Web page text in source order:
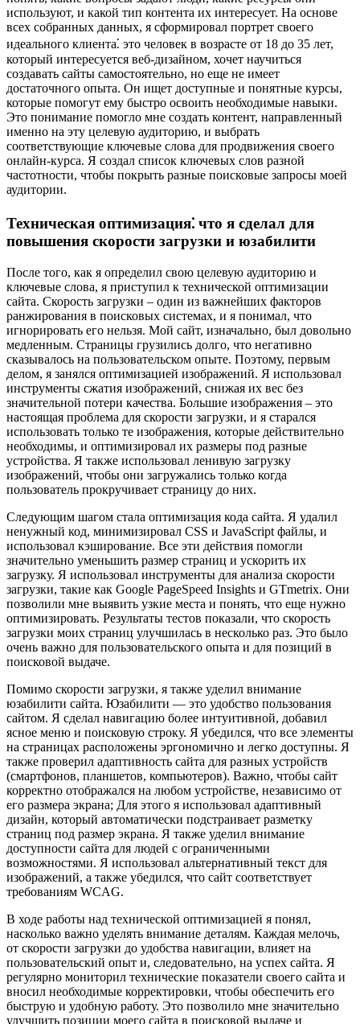
используют, и какой тип контента их интересует. На основе
всех собранных данных, я сформировал портрет своего
идеального клиента⁚ это человек в возрасте от 18 до 35 лет,
который интересуется веб-дизайном, хочет научиться
создавать сайты самостоятельно, но еще не имеет
достаточного опыта. Он ищет доступные и понятные курсы,
которые помогут ему быстро освоить необходимые навыки.
Это понимание помогло мне создать контент, направленный
именно на эту целевую аудиторию, и выбрать
соответствующие ключевые слова для продвижения своего
онлайн-курса. Я создал список ключевых слов разной
частотности, чтобы покрыть разные поисковые запросы моей
аудитории.
Техническая оптимизация⁚ что я сделал для
повышения скорости загрузки и юзабилити
После того, как я определил свою целевую аудиторию и
ключевые слова, я приступил к технической оптимизации
сайта. Скорость загрузки – один из важнейших факторов
ранжирования в поисковых системах, и я понимал, что
игнорировать его нельзя. Мой сайт, изначально, был довольно
медленным. Страницы грузились долго, что негативно
сказывалось на пользовательском опыте. Поэтому, первым
делом, я занялся оптимизацией изображений. Я использовал
инструменты сжатия изображений, снижая их вес без
значительной потери качества. Большие изображения – это
настоящая проблема для скорости загрузки, и я старался
использовать только те изображения, которые действительно
необходимы, и оптимизировал их размеры под разные
устройства. Я также использовал ленивую загрузку
изображений, чтобы они загружались только когда
пользователь прокручивает страницу до них.
Следующим шагом стала оптимизация кода сайта. Я удалил
ненужный код, минимизировал CSS и JavaScript файлы, и
использовал кэширование. Все эти действия помогли
значительно уменьшить размер страниц и ускорить их
загрузку. Я использовал инструменты для анализа скорости
загрузки, такие как Google PageSpeed Insights и GTmetrix. Они
позволили мне выявить узкие места и понять, что еще нужно
оптимизировать. Результаты тестов показали, что скорость
загрузки моих страниц улучшилась в несколько раз. Это было
очень важно для пользовательского опыта и для позиций в
поисковой выдаче.
Помимо скорости загрузки, я также уделил внимание
юзабилити сайта. Юзабилити — это удобство пользования
сайтом. Я сделал навигацию более интуитивной, добавил
ясное меню и поисковую строку. Я убедился, что все элементы
на страницах расположены эргономично и легко доступны. Я
также проверил адаптивность сайта для разных устройств
(смартфонов, планшетов, компьютеров). Важно, чтобы сайт
корректно отображался на любом устройстве, независимо от
его размера экрана; Для этого я использовал адаптивный
дизайн, который автоматически подстраивает разметку
страниц под размер экрана. Я также уделил внимание
доступности сайта для людей с ограниченными
возможностями. Я использовал альтернативный текст для
изображений, а также убедился, что сайт соответствует
требованиям WCAG.
В ходе работы над технической оптимизацией я понял,
насколько важно уделять внимание деталям. Каждая мелочь,
от скорости загрузки до удобства навигации, влияет на
пользовательский опыт и, следовательно, на успех сайта. Я
регулярно мониторил технические показатели своего сайта и
вносил необходимые корректировки, чтобы обеспечить его
быструю и удобную работу. Это позволило мне значительно
улучшить позиции моего сайта в поисковой выдаче и